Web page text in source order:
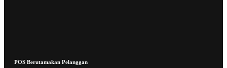
POS Berutamakan Pelanggan